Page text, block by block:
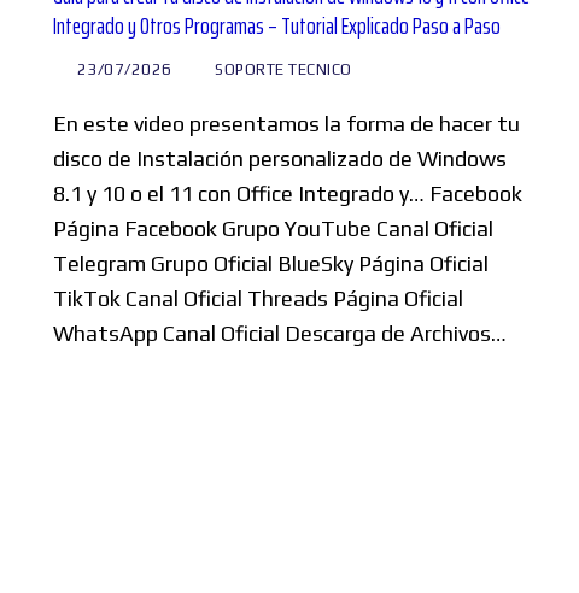
Integrado y Otros Programas – Tutorial Explicado Paso a Paso
23/07/2026 SOPORTE TECNICO
En este video presentamos la forma de hacer tu
disco de Instalación personalizado de Windows
8.1 y 10 o el 11 con Office Integrado y… Facebook
Página Facebook Grupo YouTube Canal Oficial
Telegram Grupo Oficial BlueSky Página Oficial
TikTok Canal Oficial Threads Página Oficial
WhatsApp Canal Oficial Descarga de Archivos…